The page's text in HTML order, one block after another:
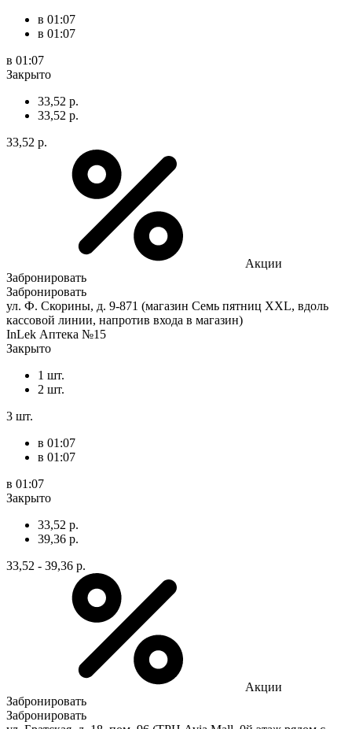
в 01:07
в 01:07
в 01:07
Закрыто
33,52 р.
33,52 р.
33,52 р.
Акции
Забронировать
Забронировать
ул. Ф. Скорины, д. 9-871 (магазин Семь пятниц XXL, вдоль
кассовой линии, напротив входа в магазин)
InLek Аптека №15
Закрыто
1 шт.
2 шт.
3 шт.
в 01:07
в 01:07
в 01:07
Закрыто
33,52 р.
39,36 р.
33,52 - 39,36 р.
Акции
Забронировать
Забронировать